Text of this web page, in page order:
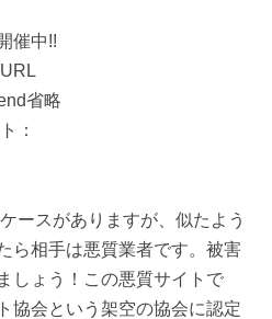
催中!!
省略
：
ースがありますが、似たよう
ら相手は悪質業者です。被害
しょう！この悪質サイトで
協会という架空の協会に認定